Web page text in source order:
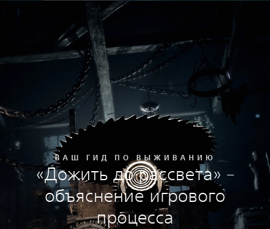
ВАШ ГИД ПО ВЫЖИВАНИЮ
«Дожить до рассвета» –
объяснение игрового
процесса